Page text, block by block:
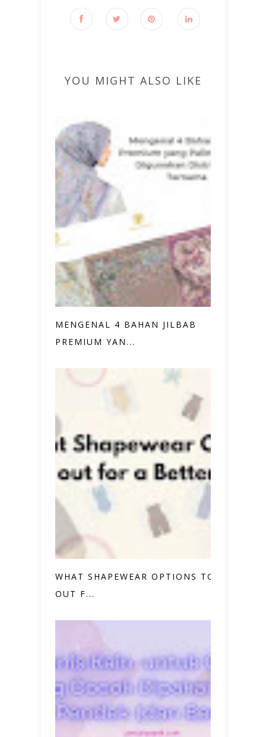
YOU MIGHT ALSO LIKE
MENGENAL 4 BAHAN JILBAB
PREMIUM YAN...
WHAT SHAPEWEAR OPTIONS TO TRY
OUT F...